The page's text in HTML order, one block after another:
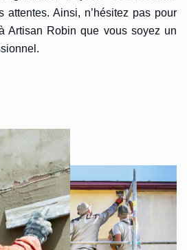
attentes. Ainsi, n’hésitez pas pour
Artisan Robin que vous soyez un